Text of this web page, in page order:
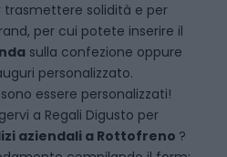
trasmettere solidità e per
per cui potete inserire il
sulla confezione oppure
personalizzato.
essere personalizzati!
a Regali Digusto per
aziendalia Rottofreno ?